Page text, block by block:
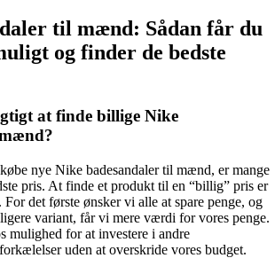
til mænd: Sådan får du
og finder de bedste
at finde billige Nike
nye Nike badesandaler til mænd, er mange
pris. At finde et produkt til en “billig” pris er
det første ønsker vi alle at spare penge, og
variant, får vi mere værdi for vores penge.
mulighed for at investere i andre
uden at overskride vores budget.